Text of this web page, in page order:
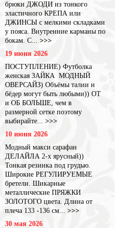
брюки ДЖОДИ из тонкого
эластичного КРЕПА или
ДЖИНСЫ с мелкими складками
у пояса. Внутренние карманы по
бокам. С... >>>
19 июня 2026
ПОСТУПЛЕНИЕ) Футболка
женская ЗАЙКА МОДНЫЙ
ОВЕРСАЙЗ) Объёмы талии и
бёдер могут быть любыми)) ОТ
и ОБ БОЛЬШЕ, чем в
размерной сетке поэтому
выбирайте... >>>
10 июня 2026
Модный макси сарафан
ДЕЛАЙЛА 2-х ярусный))
Тонкая резинка под грудью.
Широкие РЕГУЛИРУЕМЫЕ
бретели. Шикарные
металлические ПРЯЖКИ
ЗОЛОТОГО цвета. Длина от
плеча 133 -136 см... >>>
30 мая 2026